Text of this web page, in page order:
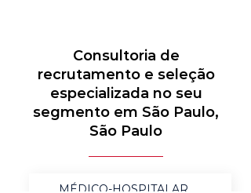
Consultoria de
recrutamento e seleção
especializada no seu
segmento em São Paulo,
São Paulo
MÉDICO-HOSPITALAR